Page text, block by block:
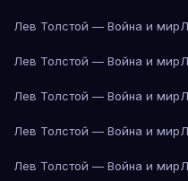
Лев Толстой — Война и мир
Лев Толстой — Война и мир
Лев Толстой — Война и мир
Лев Толстой — Война и мир
Лев Толстой — Война и мир